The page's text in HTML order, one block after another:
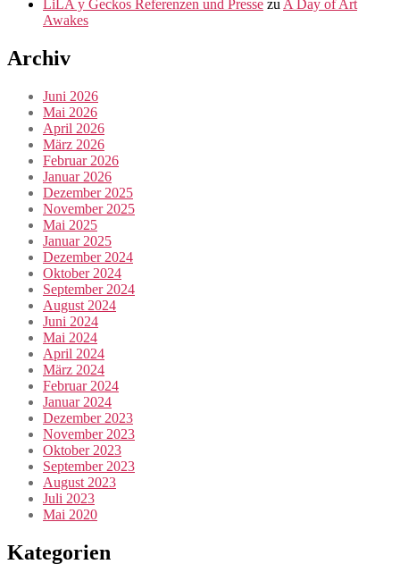
LiLA y Geckos Referenzen und Presse zu A Day of Art
Awakes
Archiv
Juni 2026
Mai 2026
April 2026
März 2026
Februar 2026
Januar 2026
Dezember 2025
November 2025
Mai 2025
Januar 2025
Dezember 2024
Oktober 2024
September 2024
August 2024
Juni 2024
Mai 2024
April 2024
März 2024
Februar 2024
Januar 2024
Dezember 2023
November 2023
Oktober 2023
September 2023
August 2023
Juli 2023
Mai 2020
Kategorien